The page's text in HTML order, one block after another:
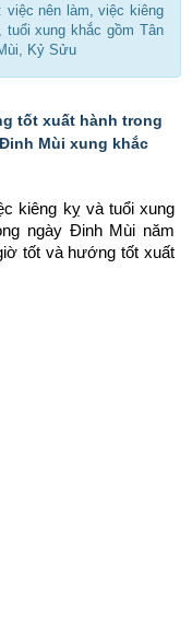
việc nên làm, việc kiêng
xung khắc gồm Tân
Kỷ Sửu
tốt xuất hành trong
Mùi xung khắc
kiêng kỵ và tuổi xung
ngày Đinh Mùi năm
tốt và hướng tốt xuất